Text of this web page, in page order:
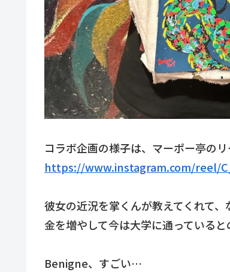
コラボ企画の様子は、マーポー亭のリ
https://www.instagram.com/reel/
彼女の近況を掌くんが教えてくれて
金を増やして今は大学に通っていると
Benigne、すごい…